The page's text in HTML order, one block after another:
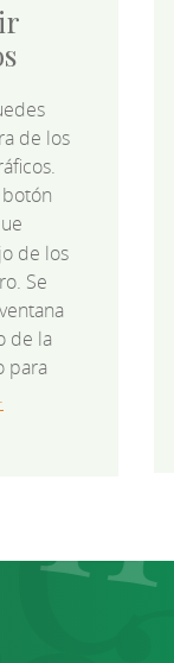
de los
de los
Se
de la
para